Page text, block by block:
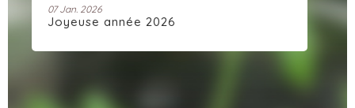
07 Jan. 2026
Joyeuse année 2026